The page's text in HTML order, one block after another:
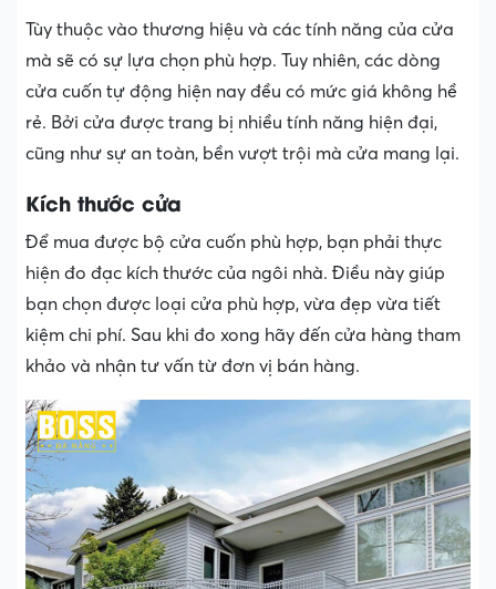
Tùy thuộc vào thương hiệu và các tính năng của cửa
mà sẽ có sự lựa chọn phù hợp. Tuy nhiên, các dòng
cửa cuốn tự động hiện nay đều có mức giá không hề
rẻ. Bởi cửa được trang bị nhiều tính năng hiện đại,
cũng như sự an toàn, bền vượt trội mà cửa mang lại.
Kích thước cửa
Để mua được bộ cửa cuốn phù hợp, bạn phải thực
hiện đo đạc kích thước của ngôi nhà. Điều này giúp
bạn chọn được loại cửa phù hợp, vừa đẹp vừa tiết
kiệm chi phí. Sau khi đo xong hãy đến cửa hàng tham
khảo và nhận tư vấn từ đơn vị bán hàng.